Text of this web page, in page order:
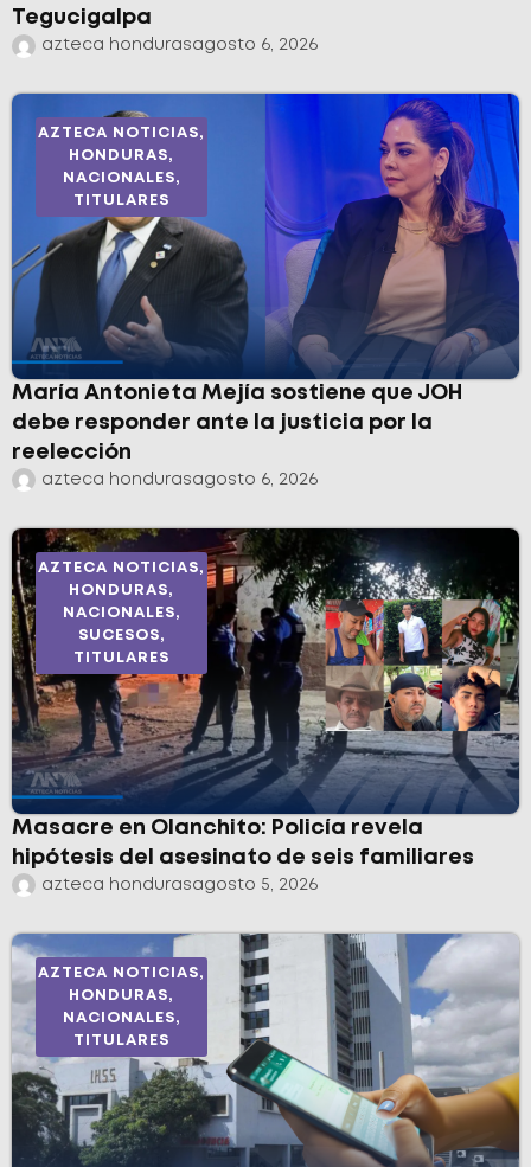
Tegucigalpa
azteca hondurasagosto 6, 2026
AZTECA NOTICIAS,
HONDURAS,
NACIONALES,
TITULARES
María Antonieta Mejía sostiene que JOH
debe responder ante la justicia por la
reelección
azteca hondurasagosto 6, 2026
AZTECA NOTICIAS,
HONDURAS,
NACIONALES,
SUCESOS,
TITULARES
Masacre en Olanchito: Policía revela
hipótesis del asesinato de seis familiares
azteca hondurasagosto 5, 2026
AZTECA NOTICIAS,
HONDURAS,
NACIONALES,
TITULARES